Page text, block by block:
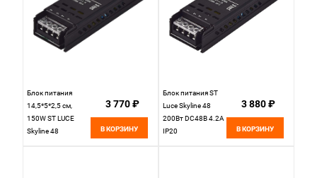
Блок питания
14,5*5*2,5 см,
150W ST LUCE
Skyline 48
3 770 ₽
В КОРЗИНУ
Блок питания ST
Luce Skyline 48
200Вт DC48В 4.2А
IP20
3 880 ₽
В КОРЗИНУ